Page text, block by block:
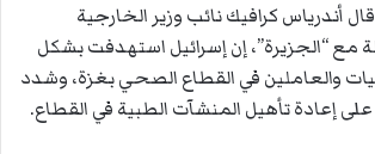
أندرياس كرافيك نائب وزير الخارجية
مع “الجزيرة”، إن إسرائيل استهدفت بشكل
والعاملين في القطاع الصحي بغزة، وشدد
إعادة تأهيل المنشآت الطبية في القطاع.